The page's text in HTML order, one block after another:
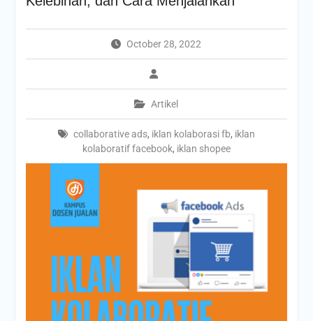
October 28, 2022
Artikel
collaborative ads, iklan kolaborasi fb, iklan
kolaboratif facebook, iklan shopee